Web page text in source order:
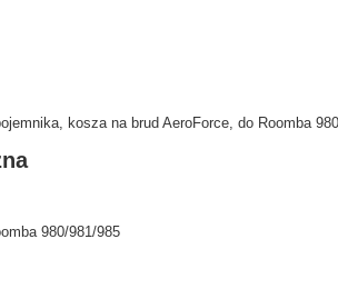
kosza na brud AeroForce, do Roomba
980/981/985